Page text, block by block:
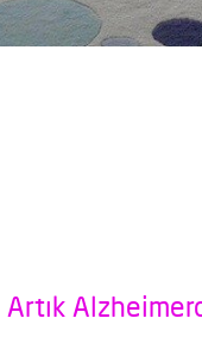
Artık